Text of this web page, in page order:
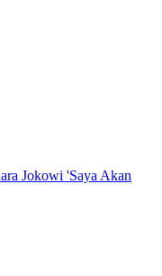
Jokowi 'Saya Akan